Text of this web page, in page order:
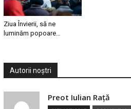
Ziua Învierii, să ne
luminăm popoare…
Autorii noștri
Preot Iulian Raţă